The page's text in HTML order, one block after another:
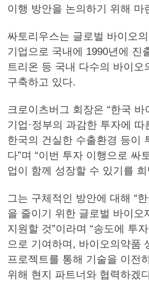
이행 방안을 논의하기 위해 마
싸토리우스는 글로벌 바이오
기업으로 국내에 1990년에 진
트리온 등 국내 다수의 바이오
구축하고 있다.
크로이츠버그 회장은 “한국
기업·정부의 과감한 투자에
한국의 건실한 수출환경 등이
다”며 “이번 투자 이행으로 싸
업이 함께 성장할 수 있기를
그는 구체적인 방안에 대해 “
을 줄이기 위한 글로벌 바이오
지원할 것”이라며 “송도에 투
으로 기여하며, 바이오의약품
프로젝트를 통해 기술을 이전
위해 현지 파트너와 협력하겠